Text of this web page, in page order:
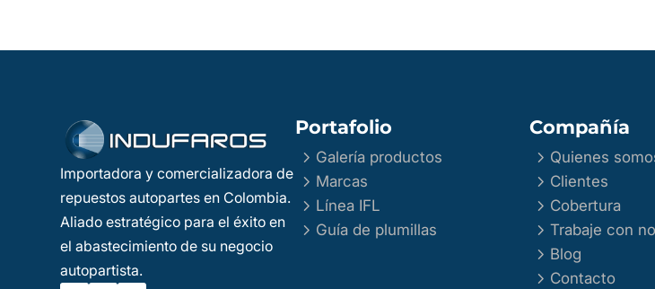
Importadora y comercializadora de
repuestos autopartes en Colombia.
Aliado estratégico para el éxito en
el abastecimiento de su negocio
autopartista.
Portafolio
5 Galería productos
5 Marcas
5 Línea IFL
5 Guía de plumillas
Compañía
5 Quienes
5 Clientes
5 Cobertura
5Trabaje con
5 Blog
5 Contacto